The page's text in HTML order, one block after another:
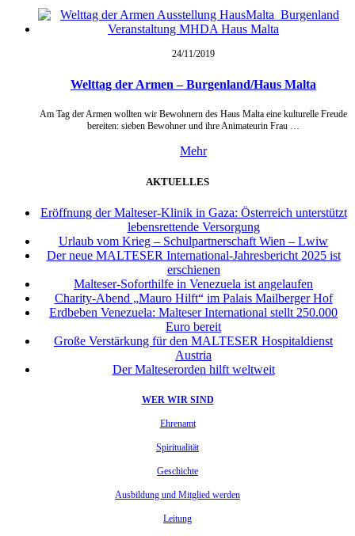
24/11/2019
Welttag der Armen – Burgenland/Haus Malta
Am Tag der Armen wollten wir Bewohnern des Haus Malta eine kulturelle Freude
bereiten: sieben Bewohner und ihre Animateurin Frau …
Mehr
AKTUELLES
Eröffnung der Malteser-Klinik in Gaza: Österreich unterstützt
lebensrettende Versorgung
Urlaub vom Krieg – Schulpartnerschaft Wien – Lwiw
Der neue MALTESER International-Jahresbericht 2025 ist
erschienen
Malteser-Soforthilfe in Venezuela ist angelaufen
Charity-Abend „Mauro Hilft“ im Palais Mailberger Hof
Erdbeben Venezuela: Malteser International stellt 250.000
Euro bereit
Große Verstärkung für den MALTESER Hospitaldienst
Austria
Der Malteserorden hilft weltweit
WER WIR SIND
Ehrenamt
Spiritualität
Geschichte
Ausbildung und Mitglied werden
Leitung